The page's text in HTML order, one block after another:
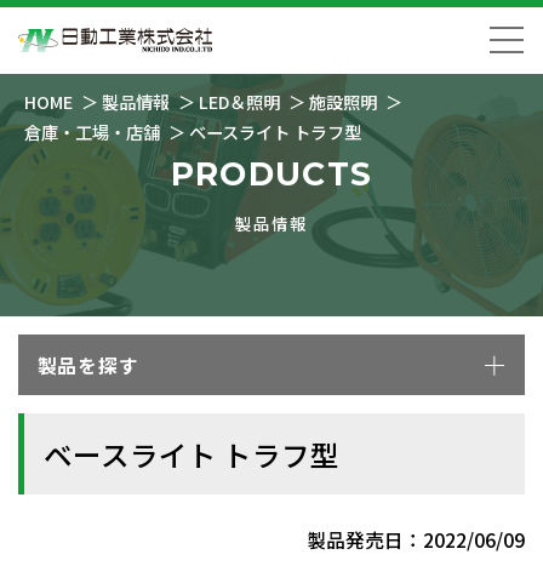
HOME 製品情報 LED＆照明
施設照明
倉庫・工場・店舗
ベースライト トラフ型
PRODUCTS
製品情報
製品を探す
ベースライト トラフ型
製品発売日：2022/06/09